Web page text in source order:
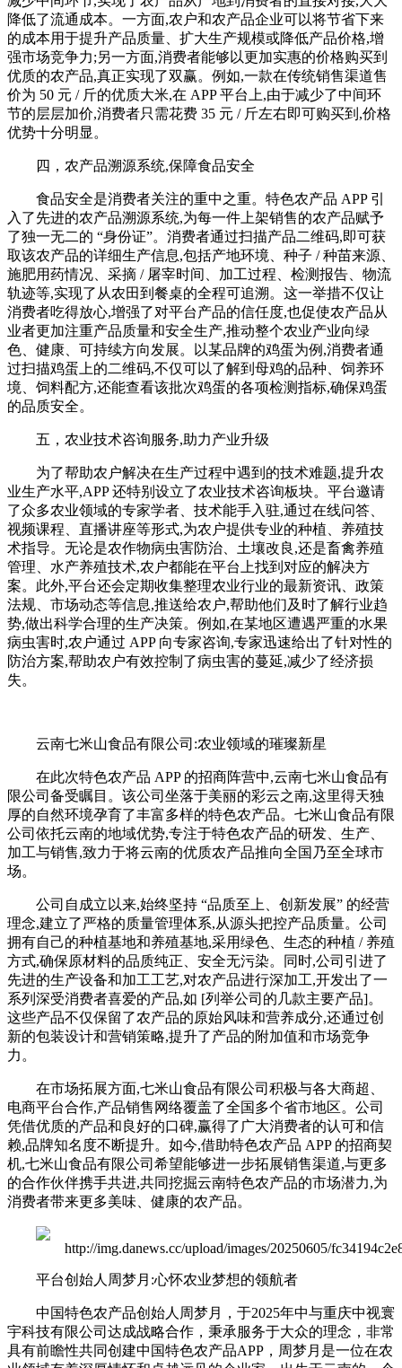
降低了流通成本。一方面,农户和农产品企业可以将节省下来
的成本用于提升产品质量、扩大生产规模或降低产品价格,增
强市场竞争力;另一方面,消费者能够以更加实惠的价格购买到
优质的农产品,真正实现了双赢。例如,一款在传统销售渠道售
价为 50 元 / 斤的优质大米,在 APP 平台上,由于减少了中间环
节的层层加价,消费者只需花费 35 元 / 斤左右即可购买到,价格
优势十分明显。
四，农产品溯源系统,保障食品安全
食品安全是消费者关注的重中之重。特色农产品 APP 引
入了先进的农产品溯源系统,为每一件上架销售的农产品赋予
了独一无二的 “身份证”。消费者通过扫描产品二维码,即可获
取该农产品的详细生产信息,包括产地环境、种子 / 种苗来源、
施肥用药情况、采摘 / 屠宰时间、加工过程、检测报告、物流
轨迹等,实现了从农田到餐桌的全程可追溯。这一举措不仅让
消费者吃得放心,增强了对平台产品的信任度,也促使农产品从
业者更加注重产品质量和安全生产,推动整个农业产业向绿
色、健康、可持续方向发展。以某品牌的鸡蛋为例,消费者通
过扫描鸡蛋上的二维码,不仅可以了解到母鸡的品种、饲养环
境、饲料配方,还能查看该批次鸡蛋的各项检测指标,确保鸡蛋
的品质安全。
五，农业技术咨询服务,助力产业升级
为了帮助农户解决在生产过程中遇到的技术难题,提升农
业生产水平,APP 还特别设立了农业技术咨询板块。平台邀请
了众多农业领域的专家学者、技术能手入驻,通过在线问答、
视频课程、直播讲座等形式,为农户提供专业的种植、养殖技
术指导。无论是农作物病虫害防治、土壤改良,还是畜禽养殖
管理、水产养殖技术,农户都能在平台上找到对应的解决方
案。此外,平台还会定期收集整理农业行业的最新资讯、政策
法规、市场动态等信息,推送给农户,帮助他们及时了解行业趋
势,做出科学合理的生产决策。例如,在某地区遭遇严重的水果
病虫害时,农户通过 APP 向专家咨询,专家迅速给出了针对性的
防治方案,帮助农户有效控制了病虫害的蔓延,减少了经济损
失。
云南七米山食品有限公司:农业领域的璀璨新星
在此次特色农产品 APP 的招商阵营中,云南七米山食品有
限公司备受瞩目。该公司坐落于美丽的彩云之南,这里得天独
厚的自然环境孕育了丰富多样的特色农产品。七米山食品有限
公司依托云南的地域优势,专注于特色农产品的研发、生产、
加工与销售,致力于将云南的优质农产品推向全国乃至全球市
场。
公司自成立以来,始终坚持 “品质至上、创新发展” 的经营
理念,建立了严格的质量管理体系,从源头把控产品质量。公司
拥有自己的种植基地和养殖基地,采用绿色、生态的种植 / 养殖
方式,确保原材料的品质纯正、安全无污染。同时,公司引进了
先进的生产设备和加工工艺,对农产品进行深加工,开发出了一
系列深受消费者喜爱的产品,如 [列举公司的几款主要产品]。
这些产品不仅保留了农产品的原始风味和营养成分,还通过创
新的包装设计和营销策略,提升了产品的附加值和市场竞争
力。
在市场拓展方面,七米山食品有限公司积极与各大商超、
电商平台合作,产品销售网络覆盖了全国多个省市地区。公司
凭借优质的产品和良好的口碑,赢得了广大消费者的认可和信
赖,品牌知名度不断提升。如今,借助特色农产品 APP 的招商契
机,七米山食品有限公司希望能够进一步拓展销售渠道,与更多
的合作伙伴携手共进,共同挖掘云南特色农产品的市场潜力,为
消费者带来更多美味、健康的农产品。
平台创始人周梦月:心怀农业梦想的领航者
中国特色农产品创始人周梦月，于2025年中与重庆中视寰
宇科技有限公司达成战略合作，秉承服务于大众的理念，非常
具有前瞻性共同创建中国特色农产品APP，周梦月是一位在农